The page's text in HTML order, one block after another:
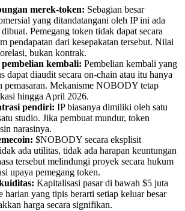
merek-token: Sebagian besar
yang ditandatangani oleh IP ini ada
Pemegang token tidak dapat secara
pendapatan dari kesepakatan tersebut. Nilai
bukan kontrak.
kembali: Pembelian kembali yang
dapat diaudit secara on-chain atau itu hanya
pemasaran. Mekanisme NOBODY tetap
hingga April 2026.
pendiri: IP biasanya dimiliki oleh satu
studio. Jika pembuat mundur, token
narasinya.
$NOBODY secara eksplisit
ada utilitas, tidak ada harapan keuntungan
tersebut melindungi proyek secara hukum
upaya pemegang token.
Kapitalisasi pasar di bawah $5 juta
harian yang tipis berarti setiap keluar besar
harga secara signifikan.